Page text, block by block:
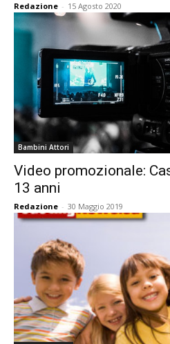
Redazione - 15 Agosto 2020
Bambini Attori
Video promozionale:
13 anni
Redazione - 30 Maggio 2019